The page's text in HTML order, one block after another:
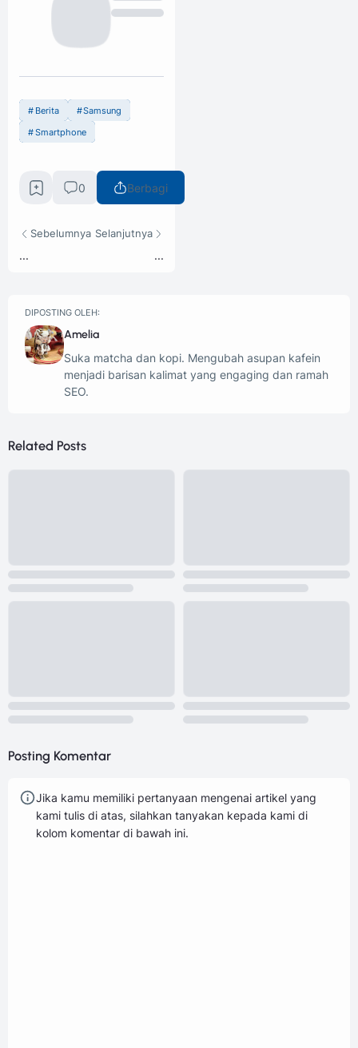
Berita
Samsung
Smartphone
0 Berbagi
Sebelumnya
...
Selanjutnya
...
DIPOSTING OLEH:
Amelia
Suka matcha dan kopi. Mengubah asupan kafein
menjadi barisan kalimat yang engaging dan ramah
SEO.
Related Posts
Posting Komentar
Jika kamu memiliki pertanyaan mengenai artikel yang
kami tulis di atas, silahkan tanyakan kepada kami di
kolom komentar di bawah ini.